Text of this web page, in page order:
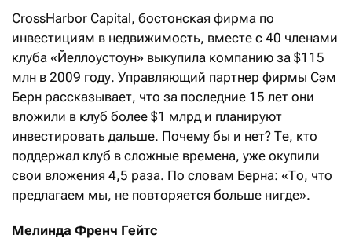
CrossHarbor Capital, бостонская фирма по
инвестициям в недвижимость, вместе с 40 членами
клуба «Йеллоустоун» выкупила компанию за $115
млн в 2009 году. Управляющий партнер фирмы Сэм
Берн рассказывает, что за последние 15 лет они
вложили в клуб более $1 млрд и планируют
инвестировать дальше. Почему бы и нет? Те, кто
поддержал клуб в сложные времена, уже окупили
свои вложения 4,5 раза. По словам Берна: «То, что
предлагаем мы, не повторяется больше нигде».
Мелинда Френч Гейтс